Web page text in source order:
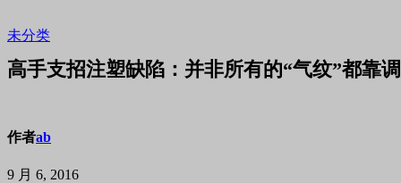
未分类
高手支招注塑缺陷：并非所有的“气纹”都靠
作者ab
9 月 6, 2016